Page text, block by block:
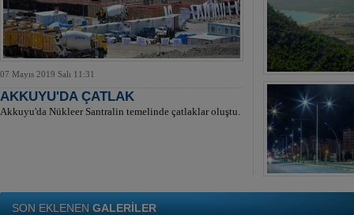
07 Mayıs 2019 Salı 11:31
AKKUYU'DA ÇATLAK
Akkuyu'da Nükleer Santralin temelinde çatlaklar oluştu.
SON EKLENEN GALERİLER